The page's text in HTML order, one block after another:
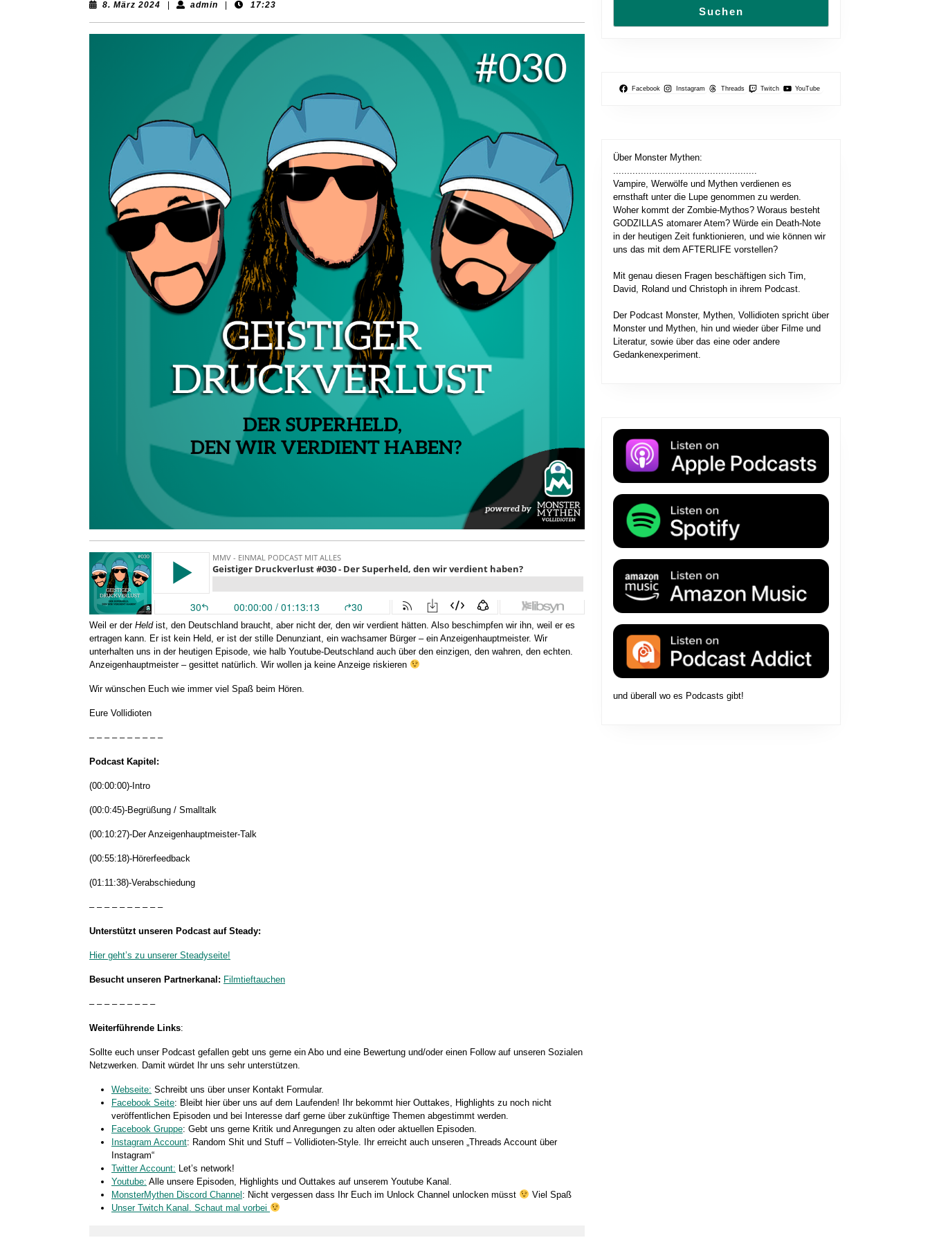
8. März 2024 admin admin 17:23
Weil er der Heldist, den Deutschland braucht, aber nicht der, den wir verdient hätten. Also beschimpfen wir ihn, weil er es
ertragen kann. Er ist kein Held, er ist der stille Denunziant, ein wachsamer Bürger – ein Anzeigenhauptmeister. Wir
unterhalten uns in der heutigen Episode, wie halb Youtube-Deutschland auch über den einzigen, den wahren, den echten.
Anzeigenhauptmeister – gesittet natürlich. Wir wollen ja keine Anzeige riskieren
Wir wünschen Euch wie immer viel Spaß beim Hören.
Eure Vollidioten
– – – – – – – – – –
Podcast Kapitel:
(00:00:00)-Intro
(00:0:45)-Begrüßung / Smalltalk
(00:10:27)-Der Anzeigenhauptmeister-Talk
(00:55:18)-Hörerfeedback
(01:11:38)-Verabschiedung
– – – – – – – – – –
Unterstützt unseren Podcast auf Steady:
Hier geht’s zu unserer Steadyseite!
Besucht unseren Partnerkanal: Filmtieftauchen
– – – – – – – – –
Weiterführende Links:
Sollte euch unser Podcast gefallen gebt uns gerne ein Abo und eine Bewertung und/oder einen Follow auf unseren Sozialen
Netzwerken. Damit würdet Ihr uns sehr unterstützen.
Webseite: Schreibt uns über unser Kontakt Formular.
Facebook Seite: Bleibt hier über uns auf dem Laufenden! Ihr bekommt hier Outtakes, Highlights zu noch nicht
veröffentlichen Episoden und bei Interesse darf gerne über zukünftige Themen abgestimmt werden.
Facebook Gruppe: Gebt uns gerne Kritik und Anregungen zu alten oder aktuellen Episoden.
Instagram Account: Random Shit und Stuff – Vollidioten-Style. Ihr erreicht auch unseren „Threads Account über
Instagram“
Twitter Account: Let’s network!
Youtube: Alle unsere Episoden, Highlights und Outtakes auf unserem Youtube Kanal.
MonsterMythen Discord Channel : Nicht vergessen dass Ihr Euch im Unlock Channel unlocken müsst
Viel Spaß
Unser Twitch Kanal. Schaut mal vorbei
Suchen
Facebook Instagram Threads Twitch YouTube
Über Monster Mythen:
....................................................
Vampire, Werwölfe und Mythen verdienen es
ernsthaft unter die Lupe genommen zu werden.
Woher kommt der Zombie-Mythos? Woraus besteht
GODZILLAS atomarer Atem? Würde ein Death-Note
in der heutigen Zeit funktionieren, und wie können wir
uns das mit dem AFTERLIFE vorstellen?
Mit genau diesen Fragen beschäftigen sich Tim,
David, Roland und Christoph in ihrem Podcast.
Der Podcast Monster, Mythen, Vollidioten spricht über
Monster und Mythen, hin und wieder über Filme und
Literatur, sowie über das eine oder andere
Gedankenexperiment.
und überall wo es Podcasts gibt!